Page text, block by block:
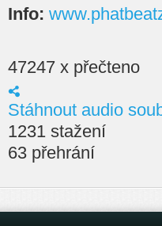
Info:
47247 x přečteno
Stáhnout audio
1231 stažení
63 přehrání